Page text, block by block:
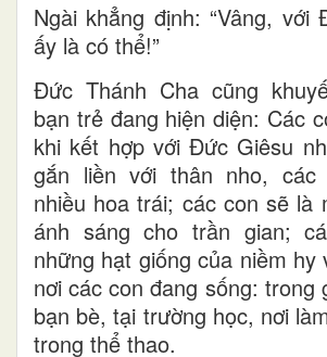
Ngài khẳng định: “Vâng, với
ấy là có thể!”
Đức Thánh Cha cũng
bạn trẻ đang hiện diện: Các
khi kết hợp với Đức Giêsu
gắn liền với thân nho, các
nhiều hoa trái; các con sẽ là
ánh sáng cho trần gian;
những hạt giống của niềm hy
nơi các con đang sống: trong
bạn bè, tại trường học, nơi
trong thể thao.